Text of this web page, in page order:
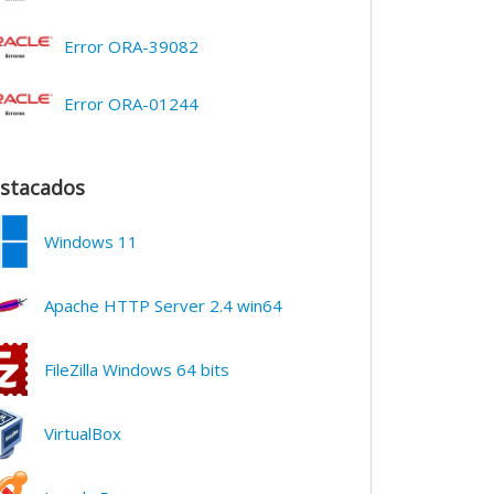
Error ORA-39082
Error ORA-01244
Windows 11
Apache HTTP Server 2.4 win64
FileZilla Windows 64 bits
VirtualBox